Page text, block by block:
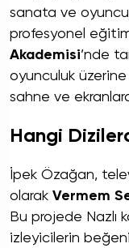
sanata ve
profesyonel
Akademisi’nde
oyunculuk
sahne ve ekranlara
Hangi
İpek Özağan,
olarak Vermem
Bu projede Nazlı
izleyicilerin